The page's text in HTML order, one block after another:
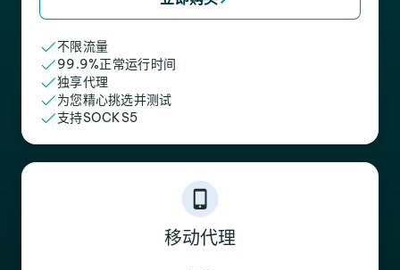
不限流量
99.9%正常运行时间
独享代理
为您精心挑选并测试
支持SOCKS5
移动代理